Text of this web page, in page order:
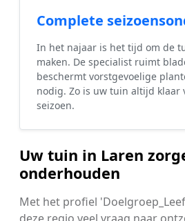
Complete
In het najaar is het tijd om de
maken. De specialist ruimt
beschermt vorstgevoelige
nodig. Zo is uw tuin altijd klaar
seizoen.
Uw tuin in Laren
onderhouden
Met het profiel